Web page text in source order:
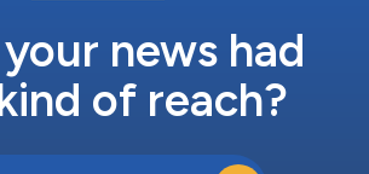
news had
of reach?